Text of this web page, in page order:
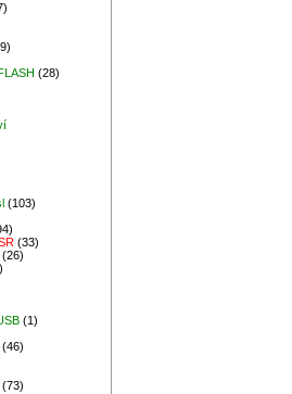
(28)
(103)
(33)
(26)
(1)
(46)
(73)